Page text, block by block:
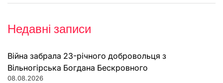
Недавні записи
Війна забрала 23-річного добровольця з
Вільногірська Богдана Бескровного
08.08.2026